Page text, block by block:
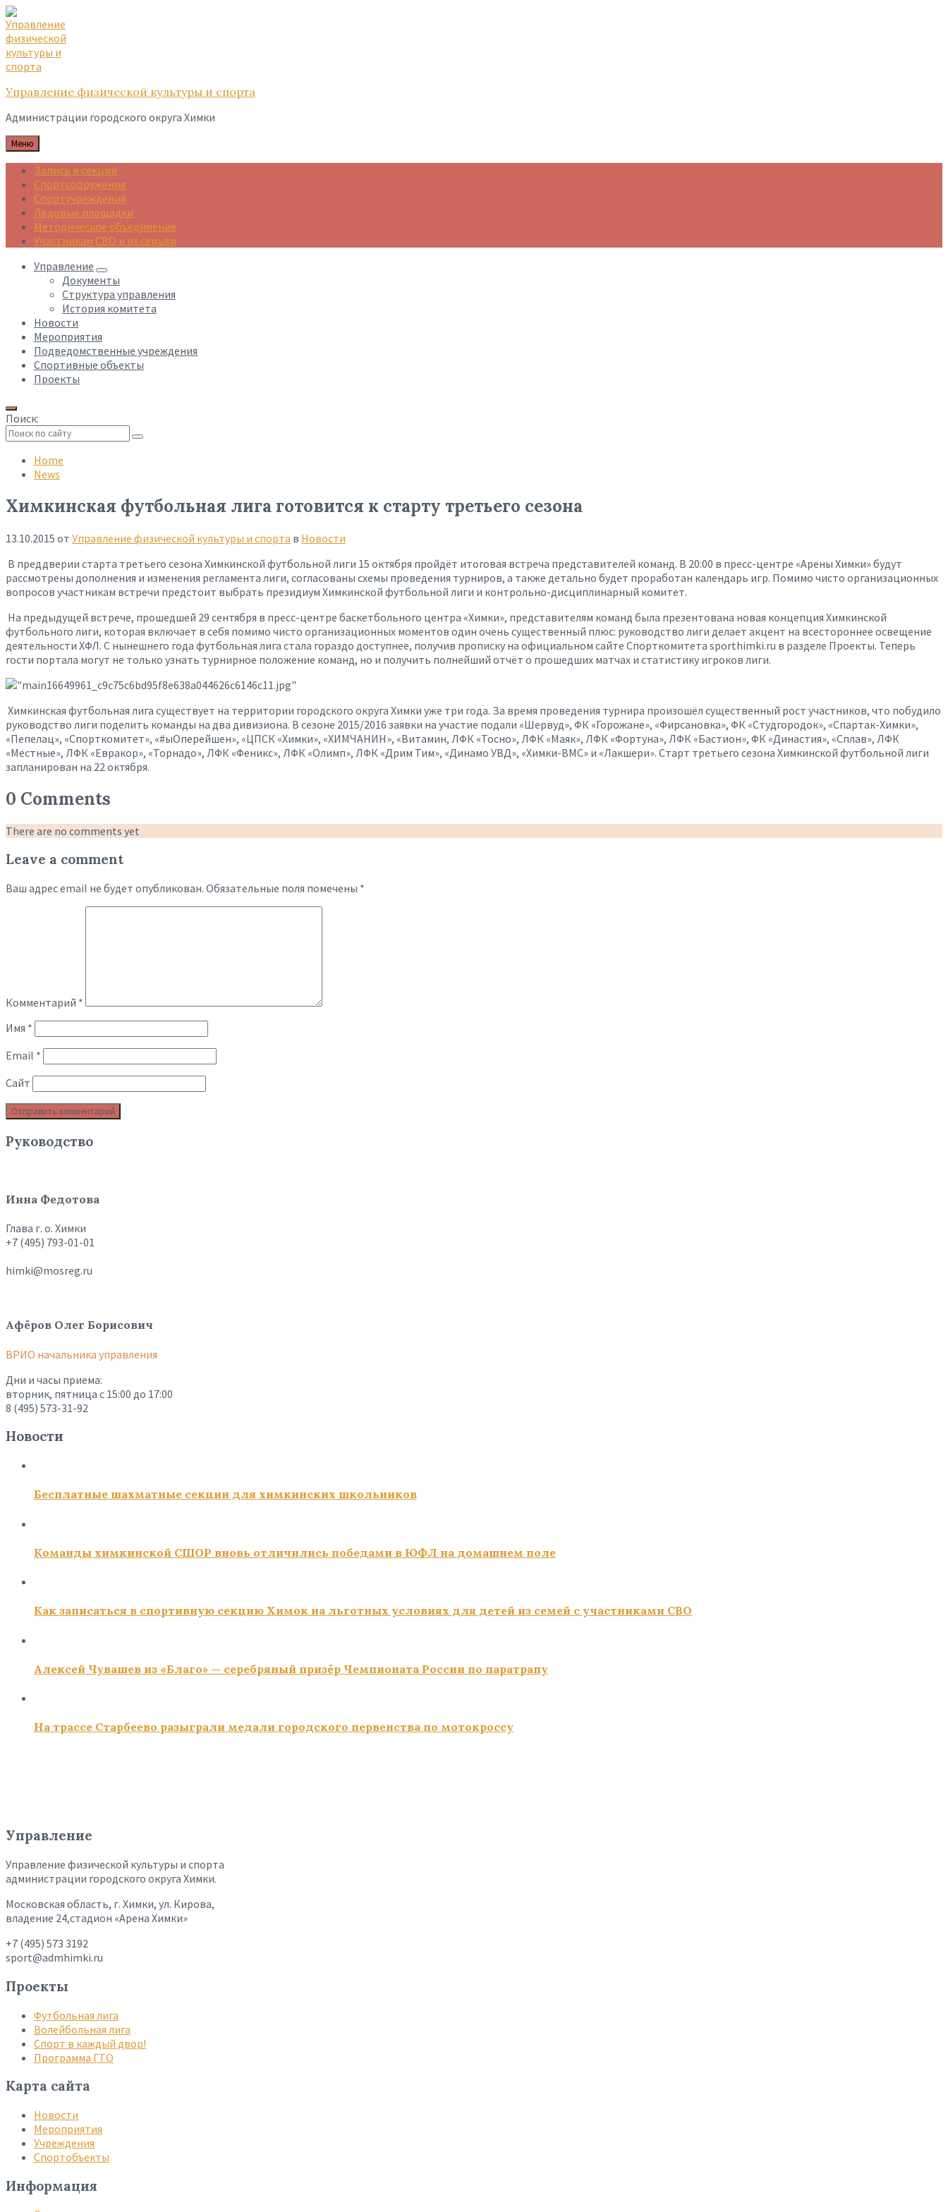
Skip
to
content
Skip
to
main
navigation
Skip
to
footer
Управление физической культуры и спорта
Администрации городского округа Химки
Меню
Запись в секции
Спортсооружения
Спортучреждения
Ледовые площадки
Методическое объединение
Участникам СВО и их семьям
Управление
Документы
Структура управления
История комитета
Новости
Мероприятия
Подведомственные учреждения
Спортивные объекты
Проекты
Поиск:
search
Home
News
Химкинская футбольная лига готовится к старту третьего сезона
13.10.2015 от Управление физической культуры и спорта в Новости
В преддверии старта третьего сезона Химкинской футбольной лиги 15 октября пройдёт итоговая встреча представителей команд. В 20:00 в пресс-центре «Арены Химки» будут
рассмотрены дополнения и изменения регламента лиги, согласованы схемы проведения турниров, а также детально будет проработан календарь игр. Помимо чисто организационных
вопросов участникам встречи предстоит выбрать президиум Химкинской футбольной лиги и контрольно-дисциплинарный комитет.
На предыдущей встрече, прошедшей 29 сентября в пресс-центре баскетбольного центра «Химки», представителям команд была презентована новая концепция Химкинской
футбольного лиги, которая включает в себя помимо чисто организационных моментов один очень существенный плюс: руководство лиги делает акцент на всестороннее освещение
деятельности ХФЛ. С нынешнего года футбольная лига стала гораздо доступнее, получив прописку на официальном сайте Спорткомитета sporthimki.ru в разделе Проекты. Теперь
гости портала могут не только узнать турнирное положение команд, но и получить полнейший отчёт о прошедших матчах и статистику игроков лиги.
Химкинская футбольная лига существует на территории городского округа Химки уже три года. За время проведения турнира произошёл существенный рост участников, что побудило
руководство лиги поделить команды на два дивизиона. В сезоне 2015/2016 заявки на участие подали «Шервуд», ФК «Горожане», «Фирсановка», ФК «Студгородок», «Спартак-Химки»,
«Пепелац», «Спорткомитет», «#ыОперейшен», «ЦПСК «Химки», «ХИМЧАНИН», «Витамин, ЛФК «Тосно», ЛФК «Маяк», ЛФК «Фортуна», ЛФК «Бастион», ФК «Династия», «Сплав», ЛФК
«Местные», ЛФК «Евракор», «Торнадо», ЛФК «Феникс», ЛФК «Олимп», ЛФК «Дрим Тим», «Динамо УВД», «Химки-ВМС» и «Лакшери». Старт третьего сезона Химкинской футбольной лиги
запланирован на 22 октября.
0 Comments
There are no comments yet
Leave a comment
Ваш адрес email не будет опубликован. Обязательные поля помечены *
Комментарий *
Имя *
Email *
Сайт
Руководство
Инна Федотова
Глава г. о. Химки
+7 (495) 793-01-01
himki@mosreg.ru
Афёров Олег Борисович
ВРИО начальника управления
Дни и часы приема:
вторник, пятница с 15:00 до 17:00
8 (495) 573-31-92
Новости
Бесплатные шахматные секции для химкинских школьников
Команды химкинской СШОР вновь отличились победами в ЮФЛ на домашнем поле
Как записаться в спортивную секцию Химок на льготных условиях для детей из семей с участниками СВО
Алексей Чувашев из «Благо» — серебряный призёр Чемпионата России по паратрапу
На трассе Старбеево разыграли медали городского первенства по мотокроссу
Управление
Управление физической культуры и спорта
администрации городского округа Химки.
Московская область, г. Химки, ул. Кирова,
владение 24,стадион «Арена Химки»
+7 (495) 573 3192
sport@admhimki.ru
Проекты
Футбольная лига
Волейбольная лига
Спорт в каждый двор!
Программа ГТО
Карта сайта
Новости
Мероприятия
Учреждения
Спортобъекты
Информация